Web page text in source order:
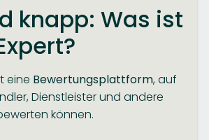
knapp: Was ist
eine Bewertungsplattform, auf
Dienstleister und andere
können.